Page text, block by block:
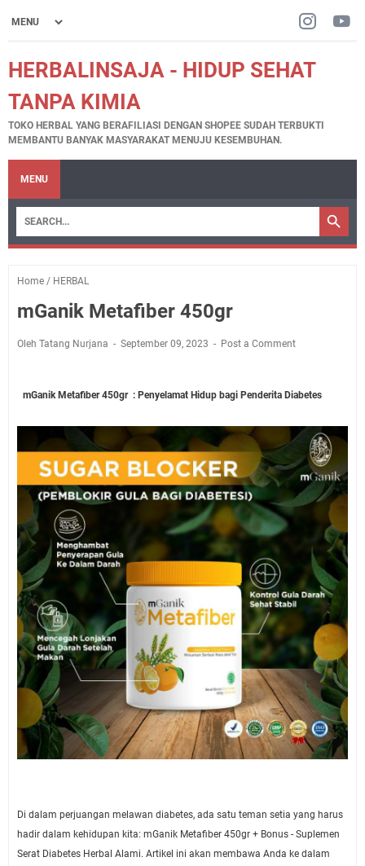
HERBALINSAJA - HIDUP SEHAT
TANPA KIMIA
TOKO HERBAL YANG BERAFILIASI DENGAN SHOPEE SUDAH TERBUKTI
MEMBANTU BANYAK MASYARAKAT MENUJU KESEMBUHAN.
MENU
Home / HERBAL
mGanik Metafiber 450gr
Oleh Tatang Nurjana September 09, 2023 Post a Comment
mGanik Metafiber 450gr : Penyelamat Hidup bagi Penderita Diabetes
Di dalam perjuangan melawan diabetes, ada satu teman setia yang harus
hadir dalam kehidupan kita: mGanik Metafiber 450gr + Bonus - Suplemen
Serat Diabetes Herbal Alami. Artikel ini akan membawa Anda ke dalam